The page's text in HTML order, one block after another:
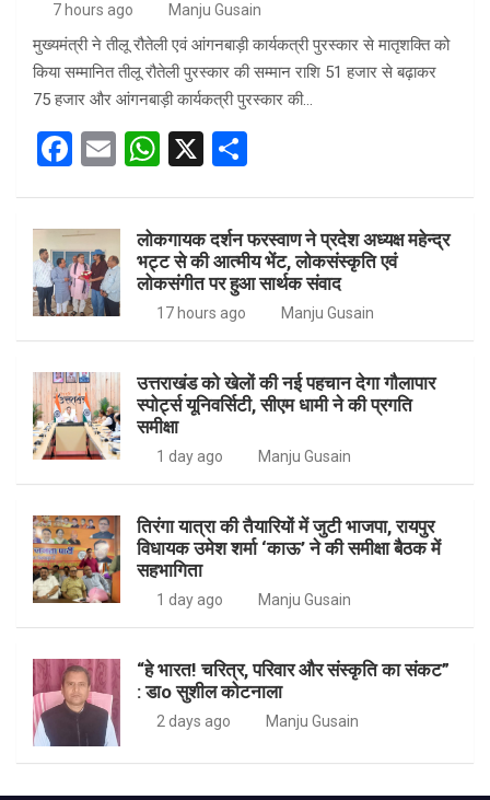
7 hours ago Manju Gusain
मुख्यमंत्री ने तीलू रौतेली एवं आंगनबाड़ी कार्यकत्री पुरस्कार से मातृशक्ति को
किया सम्मानित तीलू रौतेली पुरस्कार की सम्मान राशि 51 हजार से बढ़ाकर
75 हजार और आंगनबाड़ी कार्यकत्री पुरस्कार की…
F
ce
b
o
o
E
ail
W
s
A
p
X
e
लोकगायक दर्शन फरस्वाण ने प्रदेश अध्यक्ष महेन्द्र
भट्ट से की आत्मीय भेंट, लोकसंस्कृति एवं
लोकसंगीत पर हुआ सार्थक संवाद
17 hours ago Manju Gusain
उत्तराखंड को खेलों की नई पहचान देगा गौलापार
स्पोर्ट्स यूनिवर्सिटी, सीएम धामी ने की प्रगति
समीक्षा
1 day ago Manju Gusain
तिरंगा यात्रा की तैयारियों में जुटी भाजपा, रायपुर
विधायक उमेश शर्मा ‘काऊ’ ने की समीक्षा बैठक में
सहभागिता
1 day ago Manju Gusain
“हे भारत! चरित्र, परिवार और संस्कृति का संकट”
: डाo सुशील कोटनाला
2 days ago Manju Gusain